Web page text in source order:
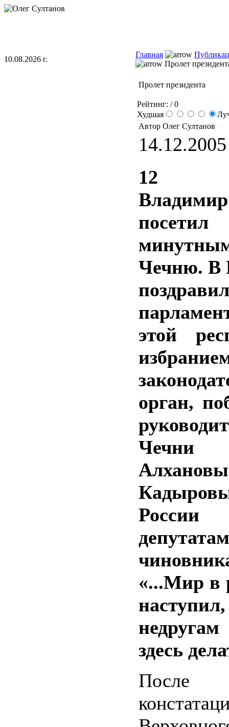
10.08.2026 г.
Главная
Пролет
Пролет президента
Рейтинг: / 0
Худшая
Автор Олег Султанов
14.12.2005
12
Чечню. В
поздравил
этой
орган,
России
«...Мир в
здесь